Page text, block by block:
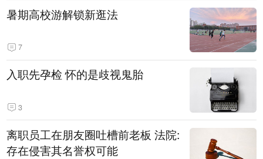
暑期高校游解锁新逛法
7
入职先孕检 怀的是歧视鬼胎
3
离职员工在朋友圈吐槽前老板 法院:
存在侵害其名誉权可能